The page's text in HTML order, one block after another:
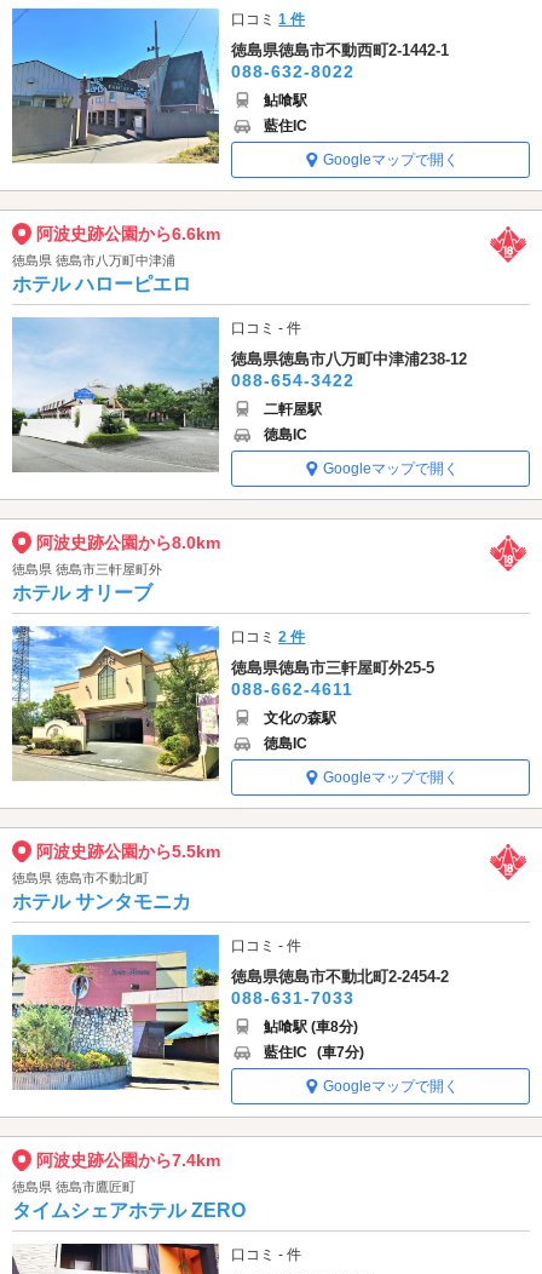
口コミ1 件
徳島県徳島市不動西町2-1442-1
088-632-8022
鮎喰駅
藍住IC
Googleマップで開く
阿波史跡公園から6.6km
徳島県 徳島市八万町中津浦
ホテル ハローピエロ
口コミ - 件
徳島県徳島市八万町中津浦238-12
088-654-3422
二軒屋駅
徳島IC
Googleマップで開く
阿波史跡公園から8.0km
徳島県 徳島市三軒屋町外
ホテル オリーブ
口コミ2 件
徳島県徳島市三軒屋町外25-5
088-662-4611
文化の森駅
徳島IC
Googleマップで開く
阿波史跡公園から5.5km
徳島県 徳島市不動北町
ホテル サンタモニカ
口コミ - 件
徳島県徳島市不動北町2-2454-2
088-631-7033
鮎喰駅 (車8分)
藍住IC (車7分)
Googleマップで開く
阿波史跡公園から7.4km
徳島県 徳島市鷹匠町
タイムシェアホテル ZERO
口コミ - 件